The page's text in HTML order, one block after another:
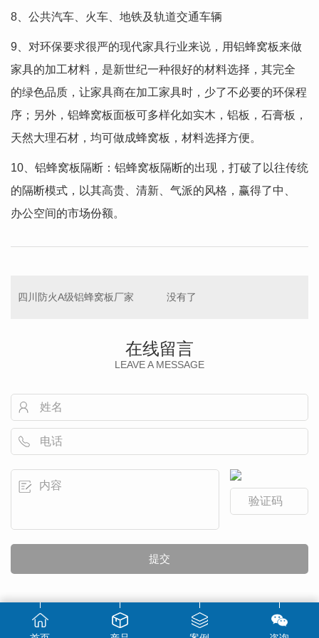
8、公共汽车、火车、地铁及轨道交通车辆
9、对环保要求很严的现代家具行业来说，用铝蜂窝板来做
家具的加工材料，是新世纪一种很好的材料选择，其完全
的绿色品质，让家具商在加工家具时，少了不必要的环保程
序；另外，铝蜂窝板面板可多样化如实木，铝板，石膏板，
天然大理石材，均可做成蜂窝板，材料选择方便。
10、铝蜂窝板隔断：铝蜂窝板隔断的出现，打破了以往传统
的隔断模式，以其高贵、清新、气派的风格，赢得了中、
办公空间的市场份额。
四川防火A级铝蜂窝板厂家 没有了
在线留言
LEAVE A MESSAGE